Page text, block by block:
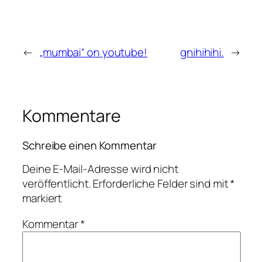
← „mumbai“ on youtube! gnihihihi. →
Kommentare
Schreibe einen Kommentar
Deine E-Mail-Adresse wird nicht
veröffentlicht.Erforderliche Felder sind mit*
markiert
Kommentar*